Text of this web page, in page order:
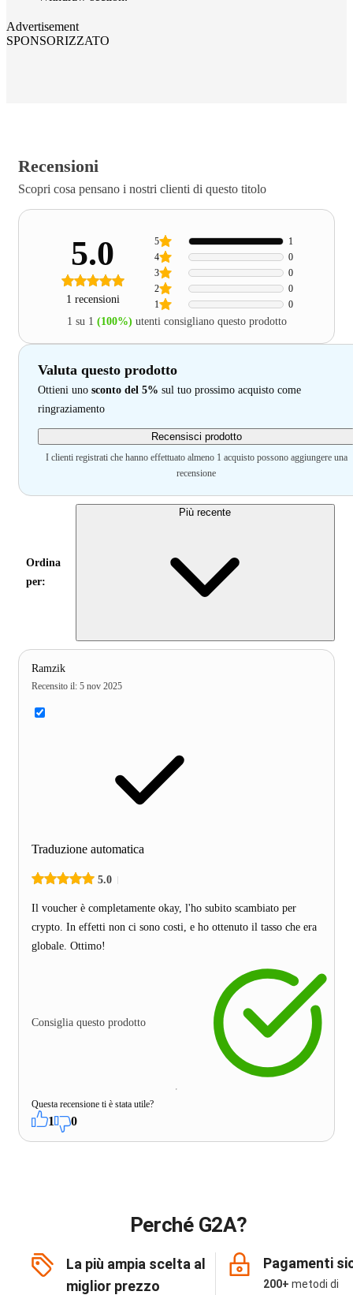
Advertisement
SPONSORIZZATO
Recensioni
Scopri cosa pensano i nostri clienti di questo titolo
5.0
1 recensioni 1 0
2 0
3 0
4 0
5 1
1 su 1 (100%) utenti consigliano questo prodotto
Valuta questo prodotto
Ottieni uno sconto del 5% sul tuo prossimo acquisto come
ringraziamento
Recensisci prodotto
I clienti registrati che hanno effettuato almeno 1 acquisto possono aggiungere una
recensione
Ordina
per:
Più recente
Ramzik
Recensito il: 5 nov 2025
Traduzione automatica
5.0
Il voucher è completamente okay, l'ho subito scambiato per
crypto. In effetti non ci sono costi, e ho ottenuto il tasso che era
globale. Ottimo!
Consiglia questo prodotto
Questa recensione ti è stata utile?
1 0
Perché G2A?
La più ampia scelta al
miglior prezzo
Pagamenti
200+ metodi di